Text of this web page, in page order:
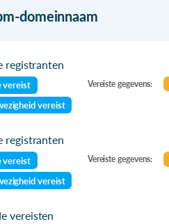
domeinnaam
registranten
vereist
vereist
Vereiste gegevens:
registranten
vereist
vereist
Vereiste gegevens:
vereisten